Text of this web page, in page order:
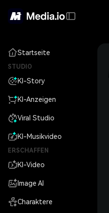
Startseite
STUDIO
KI-Story
KI-Anzeigen
Viral Studio
KI-Musikvideo
ERSCHAFFEN
KI-Video
Image AI
Charaktere